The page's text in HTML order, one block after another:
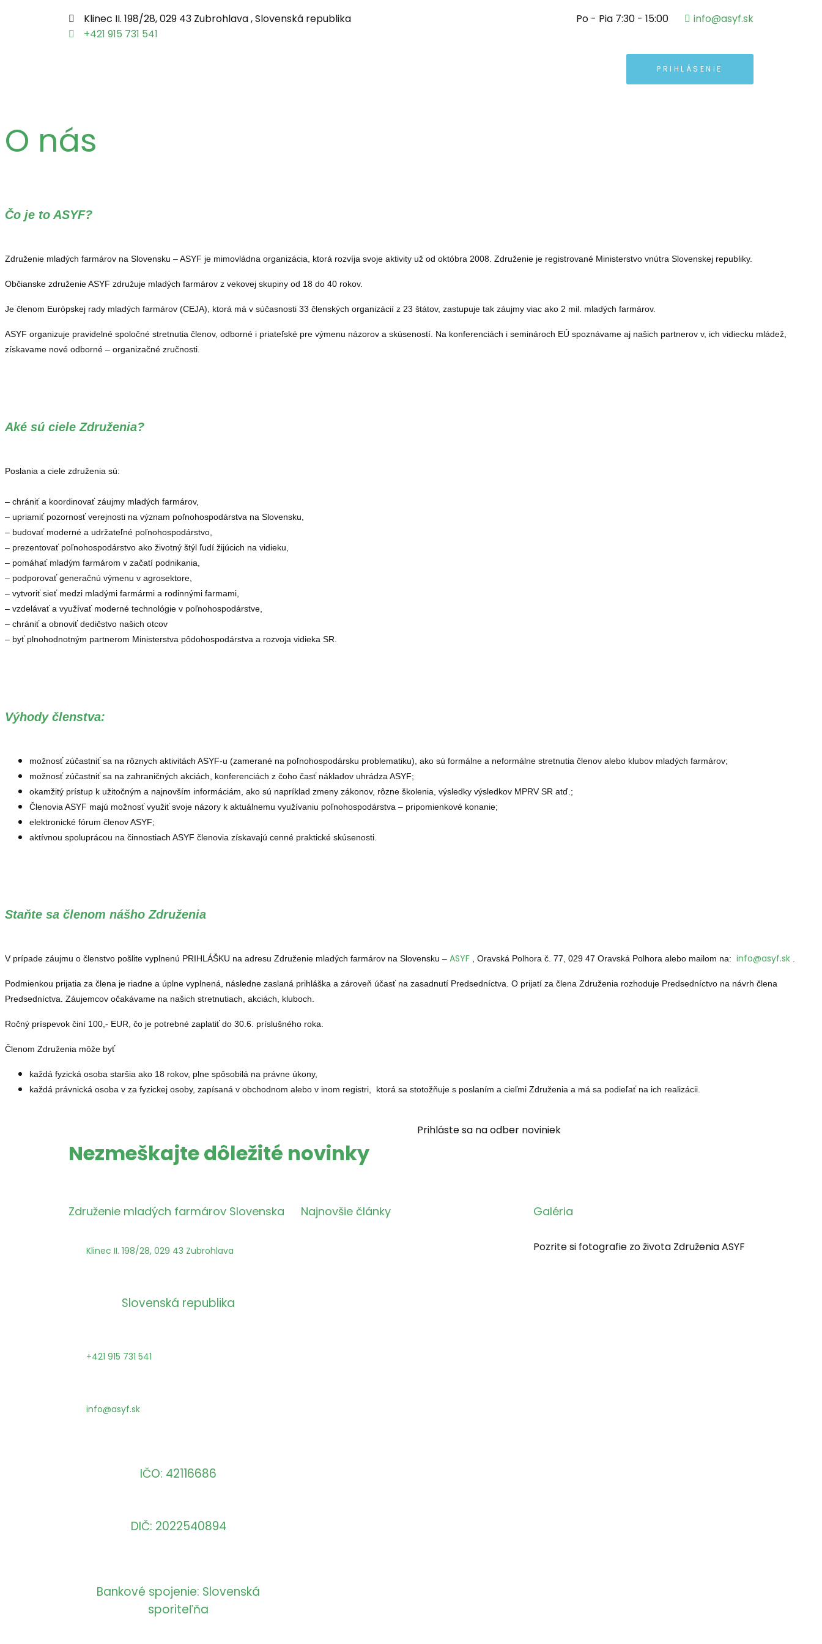
Klinec II. 198/28, 029 43 Zubrohlava , Slovenská republika
+421 915 731 541
Po - Pia 7:30 - 15:00 info@asyf.sk
PRIHLÁSENIE
O nás
Čo je to ASYF?
Združenie mladých farmárov na Slovensku – ASYF je mimovládna organizácia, ktorá rozvíja svoje aktivity už od októbra 2008. Združenie je registrované Ministerstvo vnútra Slovenskej republiky.
Občianske združenie ASYF združuje mladých farmárov z vekovej skupiny od 18 do 40 rokov.
Je členom Európskej rady mladých farmárov (CEJA), ktorá má v súčasnosti 33 členských organizácií z 23 štátov, zastupuje tak záujmy viac ako 2 mil. mladých farmárov.
ASYF organizuje pravidelné spoločné stretnutia členov, odborné i priateľské pre výmenu názorov a skúseností. Na konferenciách i seminároch EÚ spoznávame aj našich partnerov v, ich vidiecku mládež,
získavame nové odborné – organizačné zručnosti.
Aké sú ciele Združenia?
Poslania a ciele združenia sú:
– chrániť a koordinovať záujmy mladých farmárov,
– upriamiť pozornosť verejnosti na význam poľnohospodárstva na Slovensku,
– budovať moderné a udržateľné poľnohospodárstvo,
– prezentovať poľnohospodárstvo ako životný štýl ľudí žijúcich na vidieku,
– pomáhať mladým farmárom v začatí podnikania,
– podporovať generačnú výmenu v agrosektore,
– vytvoriť sieť medzi mladými farmármi a rodinnými farmami,
– vzdelávať a využívať moderné technológie v poľnohospodárstve,
– chrániť a obnoviť dedičstvo našich otcov
– byť plnohodnotným partnerom Ministerstva pôdohospodárstva a rozvoja vidieka SR.
Výhody členstva:
možnosť zúčastniť sa na rôznych aktivitách ASYF-u (zamerané na poľnohospodársku problematiku), ako sú formálne a neformálne stretnutia členov alebo klubov mladých farmárov;
možnosť zúčastniť sa na zahraničných akciách, konferenciách z čoho časť nákladov uhrádza ASYF;
okamžitý prístup k užitočným a najnovším informáciám, ako sú napríklad zmeny zákonov, rôzne školenia, výsledky výsledkov MPRV SR atď.;
Členovia ASYF majú možnosť využiť svoje názory k aktuálnemu využívaniu poľnohospodárstva – pripomienkové konanie;
elektronické fórum členov ASYF;
aktívnou spoluprácou na činnostiach ASYF členovia získavajú cenné praktické skúsenosti.
Staňte sa členom nášho Združenia
V prípade záujmu o členstvo pošlite vyplnenú PRIHLÁŠKU na adresu Združenie mladých farmárov na Slovensku – ASYF , Oravská Polhora č. 77, 029 47 Oravská Polhora alebo mailom na: info@asyf.sk .
Podmienkou prijatia za člena je riadne a úplne vyplnená, následne zaslaná prihláška a zároveň účasť na zasadnutí Predsedníctva. O prijatí za člena Združenia rozhoduje Predsedníctvo na návrh člena
Predsedníctva. Záujemcov očakávame na našich stretnutiach, akciách, kluboch.
Ročný príspevok činí 100,- EUR, čo je potrebné zaplatiť do 30.6. príslušného roka.
Členom Združenia môže byť
každá fyzická osoba staršia ako 18 rokov, plne spôsobilá na právne úkony,
každá právnická osoba v za fyzickej osoby, zapísaná v obchodnom alebo v inom registri,
ktorá sa stotožňuje s poslaním a cieľmi Združenia a má sa podieľať na ich realizácii.
Nezmeškajtedôležité novinky
Prihláste sa na odber noviniek
Združenie mladých farmárov Slovenska
Klinec II. 198/28, 029 43 Zubrohlava
Slovenská republika
+421 915 731 541
info@asyf.sk
IČO: 42116686
DIČ: 2022540894
Bankové spojenie: Slovenská
sporiteľňa
Najnovšie články Galéria
Pozrite si fotografie zo života Združenia ASYF